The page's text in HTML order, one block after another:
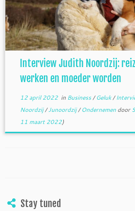
Interview Judith Noordzij:
werken en moeder worden
12 april 2022in Business/Geluk/
Noordzij/Junoordzij/Ondernemen door
11 maart 2022)
Stay tuned